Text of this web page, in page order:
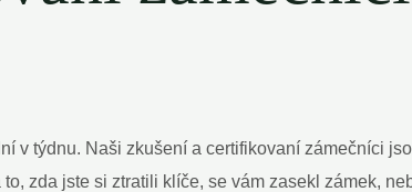
v týdnu. Naši zkušení a certifikovaní zámečníci
zda jste si ztratili klíče, se vám zasekl zámek,